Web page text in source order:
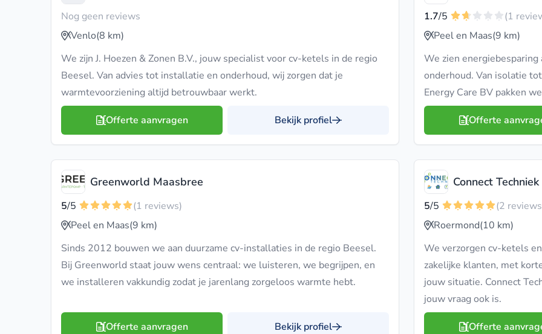
Nog geen reviews
Venlo(8 km)
We zijn J. Hoezen & Zonen B.V., jouw specialist voor cv-ketels in de regio
Beesel. Van advies tot installatie en onderhoud, wij zorgen dat je
warmtevoorziening altijd betrouwbaar werkt.
Offerte aanvragen Bekijk profiel
1.7/5
(1
Peel en Maas(9 km)
We zien
onderhoud. Van isolatie
Energy Care BV pakken
Offerte
Greenworld Maasbree
5/5
(1 reviews)
Peel en Maas(9 km)
Sinds 2012 bouwen we aan duurzame cv-installaties in de regio Beesel.
Bij Greenworld staat jouw wens centraal: we luisteren, we begrijpen, en
we installeren vakkundig zodat je jarenlang zorgeloos warmte hebt.
Offerte aanvragen Bekijk profiel
Connect Techniek
5/5
(2
Roermond(10 km)
We verzorgen cv-ketels
zakelijke klanten, met
jouw situatie. Connect
jouw vraag ook is.
Offerte